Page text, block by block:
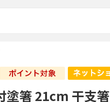
塗箸 21cm 干支